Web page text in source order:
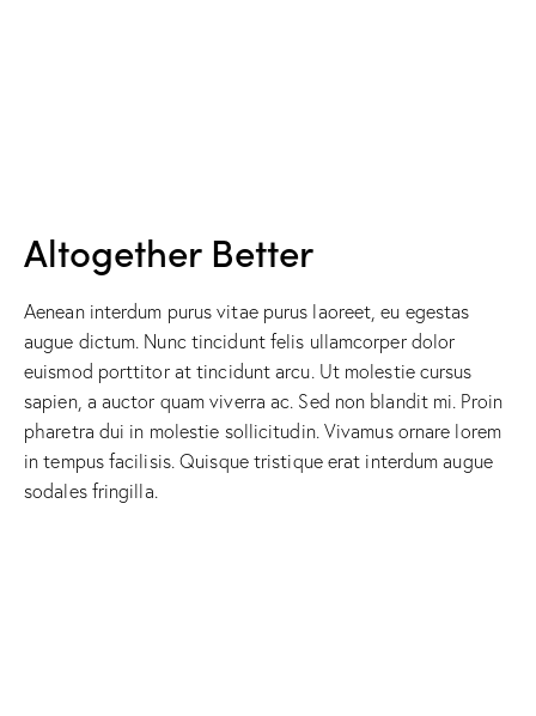
Altogether Better
Aenean interdum purus vitae purus laoreet, eu egestas
augue dictum. Nunc tincidunt felis ullamcorper dolor
euismod porttitor at tincidunt arcu. Ut molestie cursus
sapien, a auctor quam viverra ac. Sed non blandit mi. Proin
pharetra dui in molestie sollicitudin. Vivamus ornare lorem
in tempus facilisis. Quisque tristique erat interdum augue
sodales fringilla.